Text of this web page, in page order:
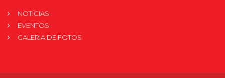
NOTÍCIAS
EVENTOS
GALERIA DE FOTOS